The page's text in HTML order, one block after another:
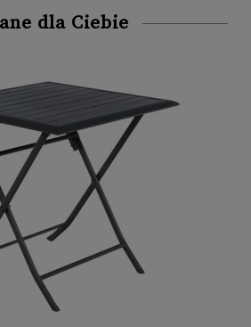
dla Ciebie